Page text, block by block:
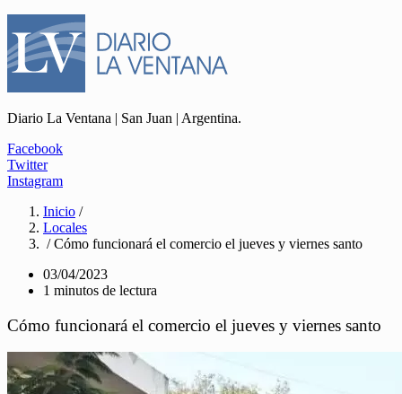
Diario La Ventana | San Juan | Argentina.
Facebook
Twitter
Instagram
Inicio /
Locales
/ Cómo funcionará el comercio el jueves y viernes santo
03/04/2023
1 minutos de lectura
Cómo funcionará el comercio el jueves y viernes santo